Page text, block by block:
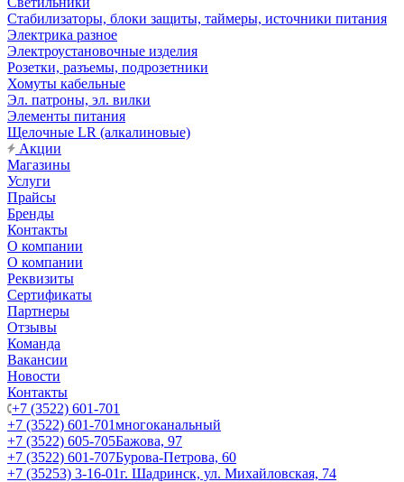
Стабилизаторы, блоки защиты, таймеры, источники питания
Электрика разное
Электроустановочные изделия
Розетки, разъемы, подрозетники
Хомуты кабельные
Эл. патроны, эл. вилки
Элементы питания
Щелочные LR (алкалиновые)
Акции
Магазины
Услуги
Прайсы
Бренды
Контакты
О компании
О компании
Реквизиты
Сертификаты
Партнеры
Отзывы
Команда
Вакансии
Новости
Контакты
+7 (3522) 601-701
+7 (3522) 601-701многоканальный
+7 (3522) 605-705Бажова, 97
+7 (3522) 601-707Бурова-Петрова, 60
+7 (35253) 3-16-01г. Шадринск, ул. Михайловская, 74